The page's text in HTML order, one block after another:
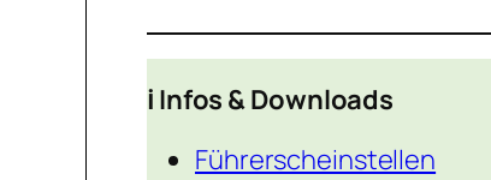
ℹ️ Infos & Downloads
Führerscheinstellen